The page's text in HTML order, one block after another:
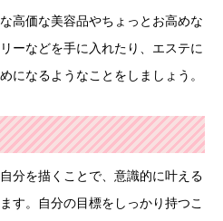
高価な美容品やちょっとお高めな
ーなどを手に入れたり、エステに
になるようなことをしましょう。
分を描くことで、意識的に叶える
す。自分の目標をしっかり持つこ